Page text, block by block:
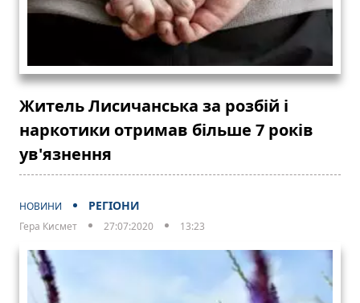
Житель Лисичанська за розбій і
наркотики отримав більше 7 років
ув'язнення
НОВИНИ РЕГІОНИ
Гера Кисмет 27:07:2020 13:23